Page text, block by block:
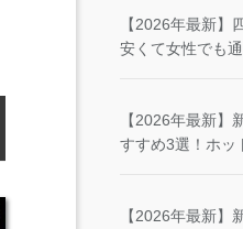
【2026年最新】
安くて女性でも
【2026年最新】
すすめ3選！ホッ
【2026年最新】